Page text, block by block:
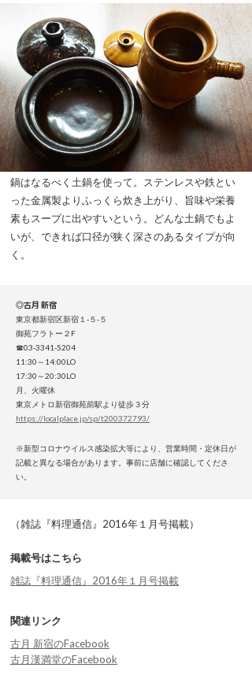
鍋はなるべく土鍋を使って。ステンレスや鉄とい
った金属製よりふっくら炊き上がり、旨味や栄養
素もスープに出やすいという。どんな土鍋でもよ
いが、できれば口径が狭く深さのあるタイプが向
く。
◎古月 新宿
東京都新宿区新宿１-５-５
御苑フラトー２F
☎03-3341-5204
11:30～14:00LO
17:30～20:30LO
月、火曜休
東京メトロ新宿御苑前駅より徒歩３分
https://localplace.jp/sp/t200372793/
※新型コロナウイルス感染拡大等により、営業時間・定休日が
記載と異なる場合があります。事前に店舗に確認してくださ
い。
（雑誌『料理通信』2016年１月号掲載）
掲載号はこちら
雑誌『料理通信』2016年１月号掲載
関連リンク
古月 新宿のFacebook
古月漢満堂のFacebook